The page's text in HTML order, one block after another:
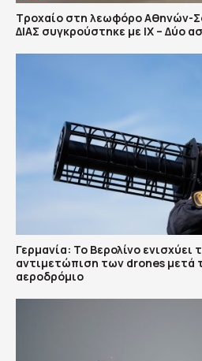
Τροχαίο στη λεωφόρο Αθηνών-
ΔΙΑΣ συγκρούστηκε με ΙΧ – Δύο
Γερμανία: Το Βερολίνο ενισχύει
αντιμετώπιση των drones μετά
αεροδρόμιο